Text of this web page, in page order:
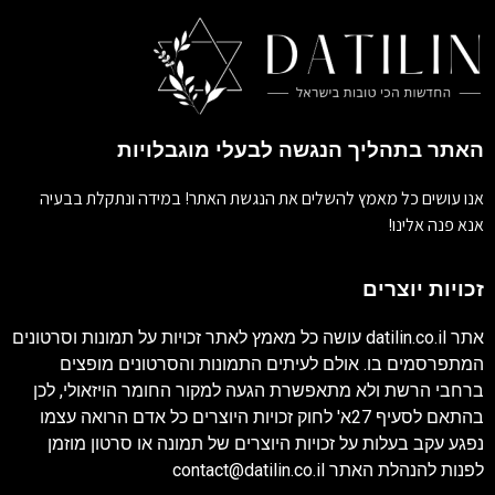
האתר בתהליך הנגשה לבעלי מוגבלויות
אנו עושים כל מאמץ להשלים את הנגשת האתר! במידה ונתקלת בבעיה
אנא פנה אלינו!
זכויות יוצרים
אתר datilin.co.il עושה כל מאמץ לאתר זכויות על תמונות וסרטונים
המתפרסמים בו. אולם לעיתים התמונות והסרטונים מופצים
ברחבי הרשת ולא מתאפשרת הגעה למקור החומר הויזאולי, לכן
בהתאם לסעיף 27א' לחוק זכויות היוצרים כל אדם הרואה עצמו
נפגע עקב בעלות על זכויות היוצרים של תמונה או סרטון מוזמן
לפנות להנהלת האתר contact@datilin.co.il